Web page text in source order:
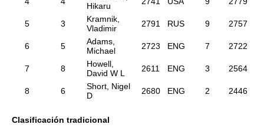
Hikaru
5 3
Kramnik,
Vladimir
2791 RUS 9 2757
6 5
Adams,
Michael
2723 ENG 7 2722
7 8
Howell,
David W L
2611 ENG 3 2564
8 6
Short, Nigel
D
2680 ENG 2 2446
Clasificación tradicional